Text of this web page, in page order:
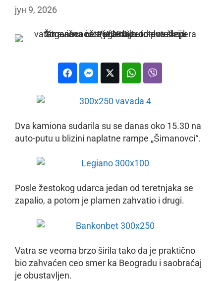
јун 9, 2026
Dva kamiona sudarila su se danas oko 15.30 na
auto-putu u blizini naplatne rampe „Šimanovci“.
Posle žestokog udarca jedan od teretnjaka se
zapalio, a potom je plamen zahvatio i drugi.
Vatra se veoma brzo širila tako da je praktično
bio zahvaćen ceo smer ka Beogradu i saobraćaj
je obustavljen.